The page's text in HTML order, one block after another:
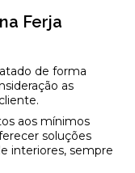
Ferja
de forma
as
aos mínimos
soluções
interiores, sempre